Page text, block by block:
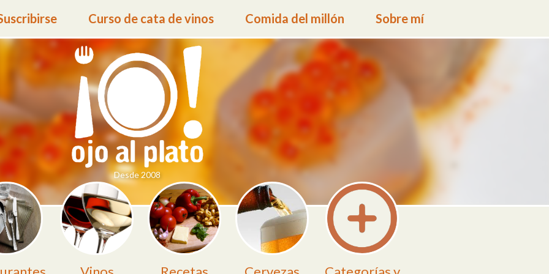
Curso de cata de vinos Comida del millón Sobre mí
Desde 2008